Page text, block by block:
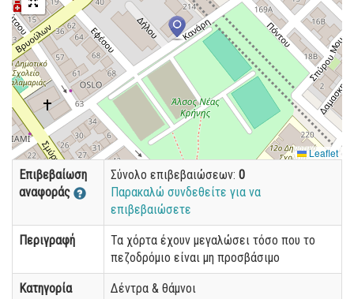
Leaflet
Επιβεβαίωση
αναφοράς
Σύνολο επιβεβαιώσεων: 0
Παρακαλώ συνδεθείτε για να
επιβεβαιώσετε
Περιγραφή
Τα χόρτα έχουν μεγαλώσει τόσο που το
πεζοδρόμιο είναι μη προσβάσιμο
Κατηγορία Δέντρα & θάμνοι